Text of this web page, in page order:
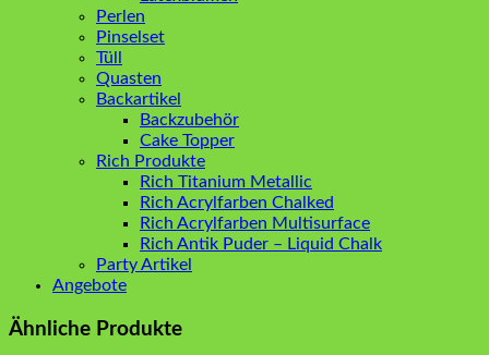
Perlen
Pinselset
Tüll
Quasten
Backartikel
Backzubehör
Cake Topper
Rich Produkte
Rich Titanium Metallic
Rich Acrylfarben Chalked
Rich Acrylfarben Multisurface
Rich Antik Puder – Liquid Chalk
Party Artikel
Angebote
Ähnliche Produkte